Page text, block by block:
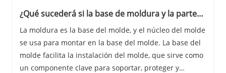
¿Qué sucederá si la base de moldura y la parte
calidad?
La moldura es la base del molde, y el núcleo del molde
se usa para montar en la base del molde. La base del
molde facilita la instalación del molde, que sirve como
un componente clave para soportar, proteger y